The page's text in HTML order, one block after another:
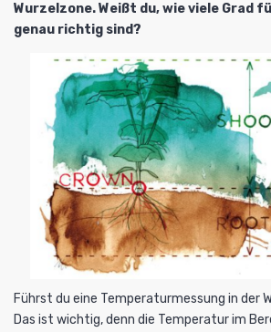
Wurzelzone. Weißt du, wie viele Grad
genau richtig sind?
Führst du eine Temperaturmessung in der
Das ist wichtig, denn die Temperatur im